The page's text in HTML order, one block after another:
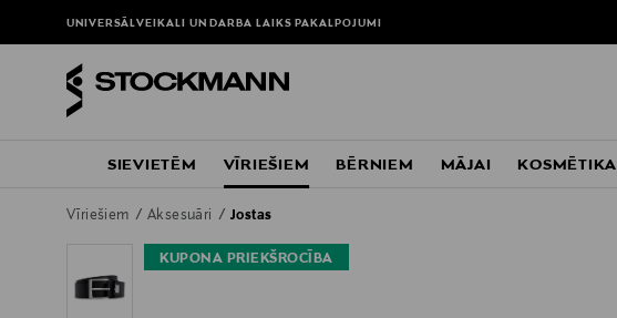
UNIVERSĀLVEIKALI UN DARBA LAIKSPAKALPOJUMI
SIEVIETĒM VĪRIEŠIEM BĒRNIEM MĀJAI KOSMĒTIKA
Vīriešiem Aksesuāri Jostas
KUPONA PRIEKŠROCĪBA